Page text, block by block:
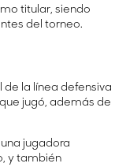
titular, siendo
del torneo.
la línea defensiva
jugó, además de
jugadora
y también